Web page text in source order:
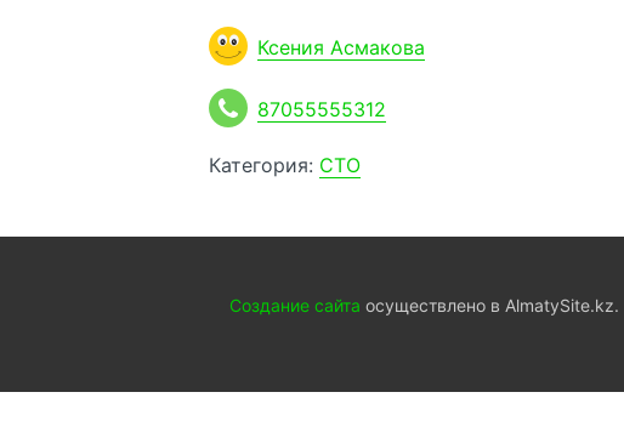
Ксения Асмакова
87055555312
Категория: СТО
Создание сайта осуществлено в